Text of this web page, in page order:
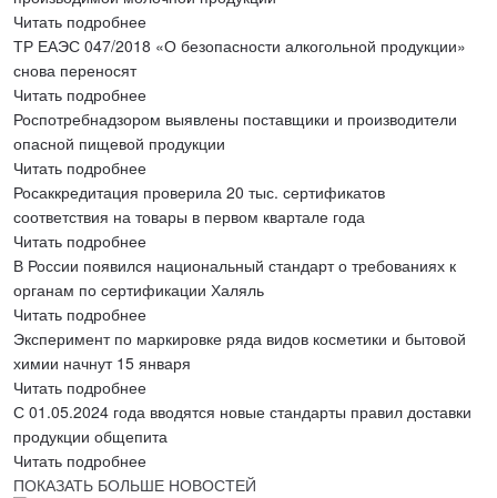
Читать подробнее
ТР ЕАЭС 047/2018 «О безопасности алкогольной продукции»
снова переносят
Читать подробнее
Роспотребнадзором выявлены поставщики и производители
опасной пищевой продукции
Читать подробнее
Росаккредитация проверила 20 тыс. сертификатов
соответствия на товары в первом квартале года
Читать подробнее
В России появился национальный стандарт о требованиях к
органам по сертификации Халяль
Читать подробнее
Эксперимент по маркировке ряда видов косметики и бытовой
химии начнут 15 января
Читать подробнее
С 01.05.2024 года вводятся новые стандарты правил доставки
продукции общепита
Читать подробнее
ПОКАЗАТЬ БОЛЬШЕ НОВОСТЕЙ